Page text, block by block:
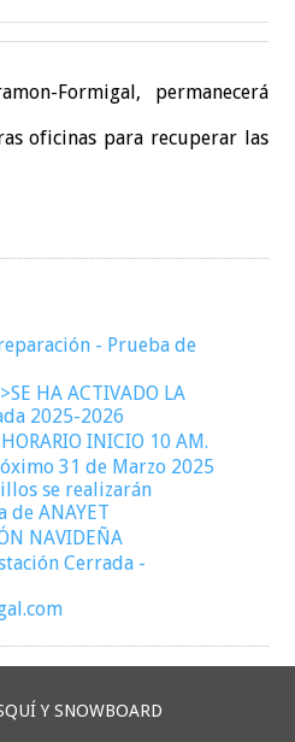
Formigal, permanecerá
oficinas para recuperar las
- Prueba de
HA ACTIVADO LA
2025-2026
HORARIO INICIO 10 AM.
31 de Marzo 2025
se realizarán
de ANAYET
NAVIDEÑA
Cerrada -
Y SNOWBOARD